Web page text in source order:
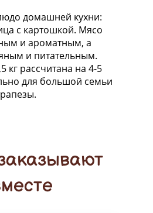
домашней кухни:
с картошкой. Мясо
и ароматным, а
и питательным.
кг рассчитана на 4-5
для большой семьи